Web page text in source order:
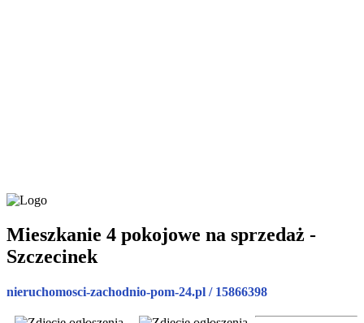
Mieszkanie 4 pokojowe na sprzedaż -
Szczecinek
nieruchomosci-zachodnio-pom-24.pl / 15866398